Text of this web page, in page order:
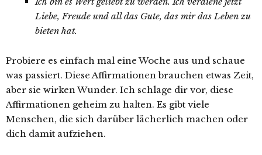
Liebe, Freude und all das Gute, das mir das Leben zu
bieten hat.
Probiere es einfach mal eine Woche aus und schaue
was passiert. Diese Affirmationen brauchen etwas Zeit,
aber sie wirken Wunder. Ich schlage dir vor, diese
Affirmationen geheim zu halten. Es gibt viele
Menschen, die sich darüber lächerlich machen oder
dich damit aufziehen.